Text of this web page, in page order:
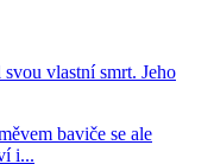
vlastní smrt. Jeho
baviče se ale
i...